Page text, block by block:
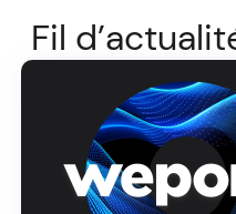
Fil